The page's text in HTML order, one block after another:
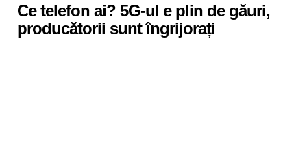
Ce telefon ai? 5G-ul e plin de găuri,
producătorii sunt îngrijorați